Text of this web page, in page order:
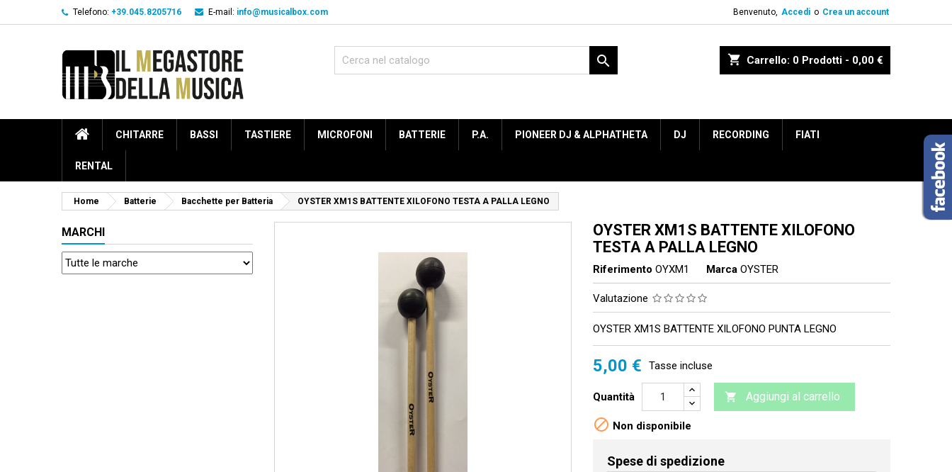
Telefono: +39.045.8205716 E-mail: info@musicalbox.com Benvenuto, Accedi o Crea un account
shopping_cart Carrello: 0 Prodotti - 0,00 €

CHITARRE BASSI TASTIERE MICROFONI BATTERIE P.A. PIONEER DJ & ALPHATHETA DJ RECORDING FIATI
RENTAL
Home Batterie Bacchette per Batteria OYSTER XM1S BATTENTE XILOFONO TESTA A PALLA LEGNO
MARCHI
OYSTER XM1S BATTENTE XILOFONO
TESTA A PALLA LEGNO
Riferimento OYXM1 Marca OYSTER
Valutazione
OYSTER XM1S BATTENTE XILOFONO PUNTA LEGNO
5,00 € Tasse incluse
Quantità  Aggiungi al carrello
 Non disponibile
Spese di spedizione